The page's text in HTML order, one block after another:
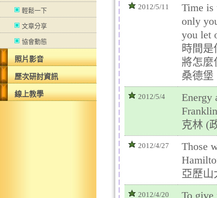
輕鬆一下
文章分享
協會動態
照片影音
歷次研討資訊
線上教學
2012/5/11
Time is
only
you let
時間
將怎
桑德堡
2012/5/4
Energy
克林 (
2012/4/27
Those
亞歷
2012/4/20
To give